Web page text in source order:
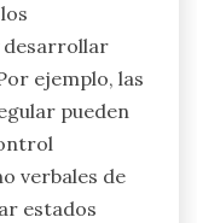
desarrollar
ejemplo, las
pueden
verbales de
estados